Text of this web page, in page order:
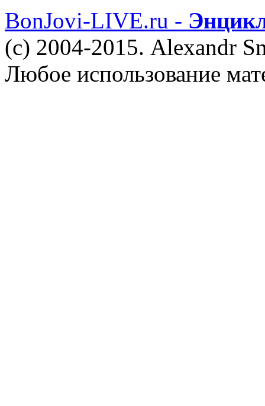
BonJovi-LIVE.ru -
(c) 2004-2015. Alexandr
Любое использование